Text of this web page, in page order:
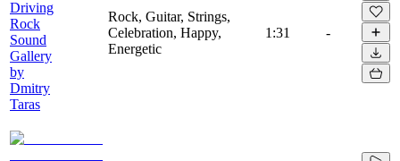
Driving
Rock
Sound
Gallery
by
Dmitry
Taras
Rock, Guitar, Strings,
Celebration, Happy,
Energetic
1:31 -